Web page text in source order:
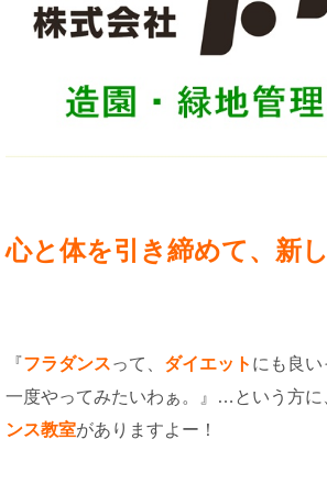
心と体を引き締めて、新し
『フラダンスって、 ダイエッ ト にも良
一度やってみたいわぁ。』…という方に
ンス教室がありますよー！